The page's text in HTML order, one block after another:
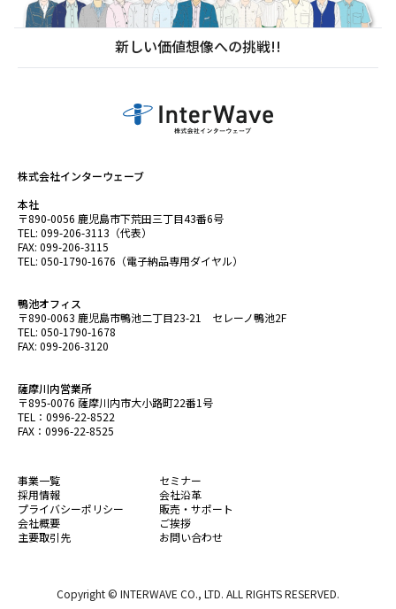
新しい価値想像への挑戦!!
株式会社インターウェーブ
本社
〒890-0056 鹿児島市下荒田三丁目43番6号
TEL: 099-206-3113（代表）
FAX: 099-206-3115
TEL: 050-1790-1676（電子納品専用ダイヤル）
鴨池オフィス
〒890-0063 鹿児島市鴨池二丁目23-21 セレーノ鴨池2F
TEL: 050-1790-1678
FAX: 099-206-3120
薩摩川内営業所
〒895-0076 薩摩川内市大小路町22番1号
TEL：0996-22-8522
FAX：0996-22-8525
事業一覧
セミナー
採用情報
会社沿革
プライバシーポリシー
販売・サポート
会社概要
ご挨拶
主要取引先
お問い合わせ
Copyright © INTERWAVE CO., LTD. ALL RIGHTS RESERVED.